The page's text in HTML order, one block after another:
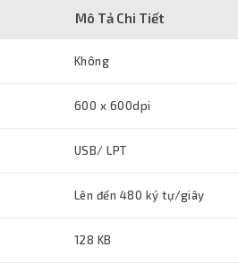
Mô Tả Chi Tiết
Không
600 x 600dpi
USB/ LPT
Lên đến 480 ký tự/giây
128 KB